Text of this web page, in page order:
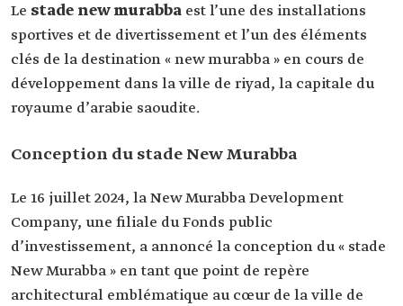
Le stade new murabba est l’une des installations
sportives et de divertissement et l’un des éléments
clés de la destination « new murabba » en cours de
développement dans la ville de riyad, la capitale du
royaume d’arabie saoudite.
Conception du stade New Murabba
Le 16 juillet 2024, la New Murabba Development
Company, une filiale du Fonds public
d’investissement, a annoncé la conception du « stade
New Murabba » en tant que point de repère
architectural emblématique au cœur de la ville de